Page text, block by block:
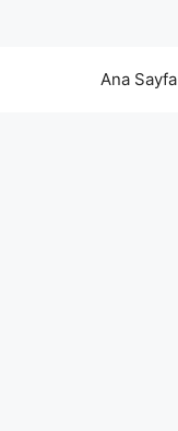
Ana Sayfa